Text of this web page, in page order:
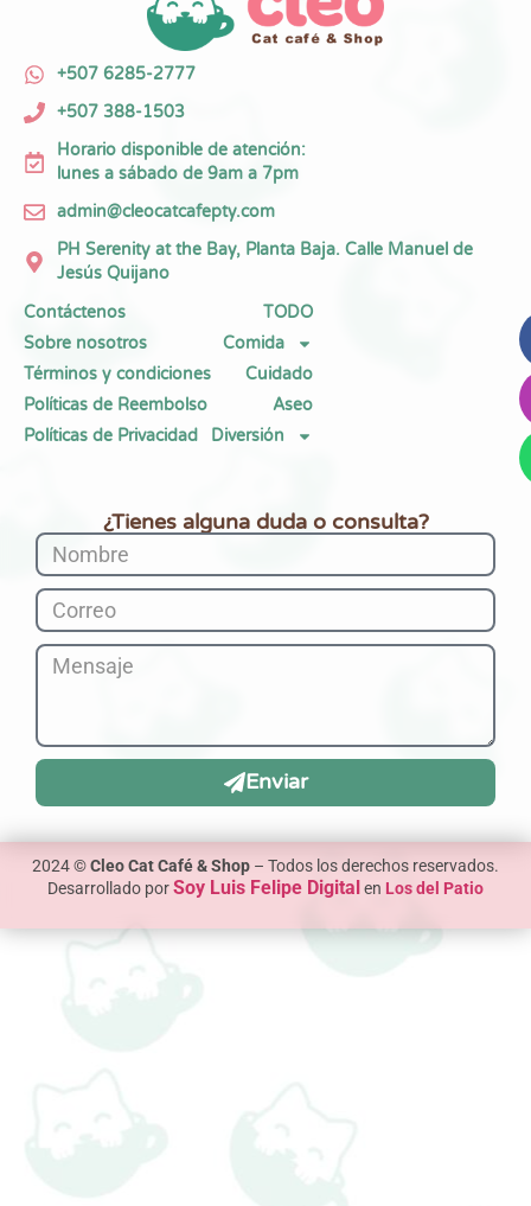
+507 6285-2777
+507 388-1503
Horario disponible de atención:
lunes a sábado de 9am a 7pm
admin@cleocatcafepty.com
PH Serenity at the Bay, Planta Baja. Calle Manuel de
Jesús Quijano
Contáctenos
Sobre nosotros
Términos y condiciones
Políticas de Reembolso
Políticas de Privacidad
TODO
Comida
Cuidado
Aseo
Diversión
¿Tienes alguna duda o consulta?
Enviar
2024 ©Cleo Cat Café & Shop – Todos los derechos reservados.
Desarrollado porSoy Luis Felipe Digitalen Los del Patio